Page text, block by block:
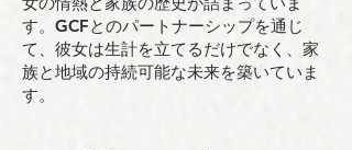
す。GCFとのパートナーシップを通じ
て、彼女は生計を立てるだけでなく、家
族と地域の持続可能な未来を築いていま
す。